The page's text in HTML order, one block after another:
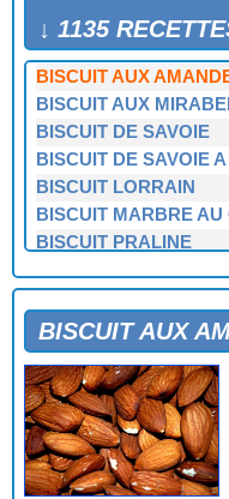
↓ 1135
BEIGNETS SOUFFLES
BISCUIT AU MARC
BISCUIT AUX
BISCUIT AUX
BISCUIT DE SAVOIE
BISCUIT DE SAVOIE
BISCUIT LORRAIN
BISCUIT MARBRE
BISCUIT PRALINE
BLANC-MANGER
BLANCS MANGERS
BOMBE AUX
BOMBE DE NOEL A
BOMBE DE NOEL
BOUCHEES A LA
BOUILLIE AU
BISCUIT AUX